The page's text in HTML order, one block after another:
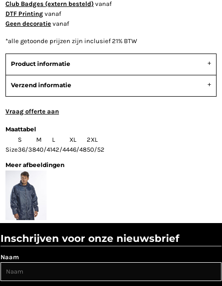
Club Badges (extern besteld) vanaf
DTF Printing vanaf
Geen decoratie vanaf
*alle getoonde prijzen zijn inclusief 21% BTW
Product informatie
Verzend informatie
Vraag offerte aan
Maattabel
S
M L XL
2XL
Size36/3840/4142/4446/4850/52
Meer afbeeldingen
Inschrijven voor onze nieuwsbrief
Naam